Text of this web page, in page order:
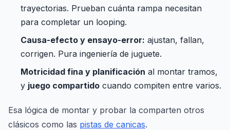
trayectorias. Prueban cuánta rampa necesitan
para completar un looping.
Causa-efecto y ensayo-error: ajustan, fallan,
corrigen. Pura ingeniería de juguete.
Motricidad fina y planificación al montar tramos,
y juego compartido cuando compiten entre varios.
Esa lógica de montar y probar la comparten otros
clásicos como las pistas de canicas.